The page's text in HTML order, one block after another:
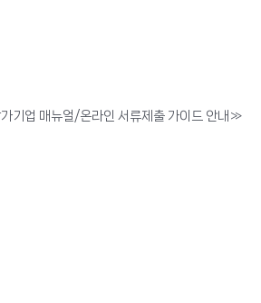
기업 매뉴얼/온라인 서류제출 가이드 안내 »